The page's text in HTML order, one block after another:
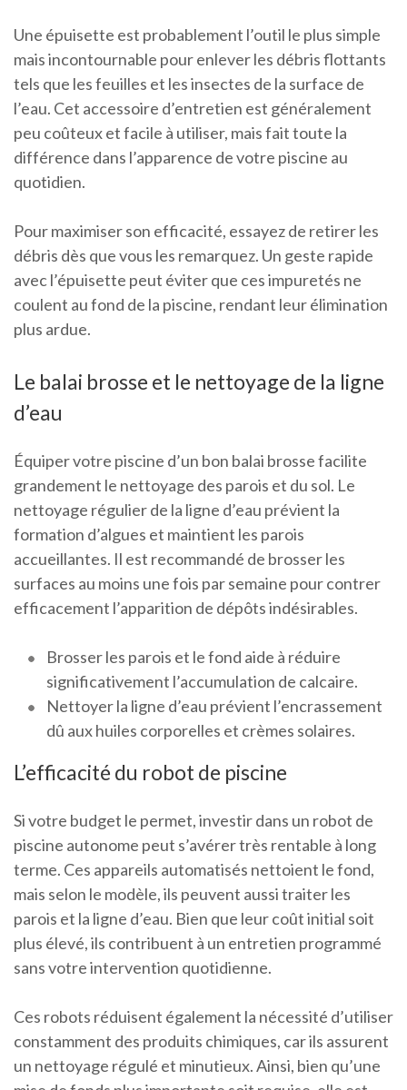
Une épuisette est probablement l’outil le plus simple
mais incontournable pour enlever les débris flottants
tels que les feuilles et les insectes de la surface de
l’eau. Cet accessoire d’entretien est généralement
peu coûteux et facile à utiliser, mais fait toute la
différence dans l’apparence de votre piscine au
quotidien.
Pour maximiser son efficacité, essayez de retirer les
débris dès que vous les remarquez. Un geste rapide
avec l’épuisette peut éviter que ces impuretés ne
coulent au fond de la piscine, rendant leur élimination
plus ardue.
Le balai brosse et le nettoyage de la ligne
d’eau
Équiper votre piscine d’un bon balai brosse facilite
grandement le nettoyage des parois et du sol. Le
nettoyage régulier de la ligne d’eau prévient la
formation d’algues et maintient les parois
accueillantes. Il est recommandé de brosser les
surfaces au moins une fois par semaine pour contrer
efficacement l’apparition de dépôts indésirables.
Brosser les parois et le fond aide à réduire
significativement l’accumulation de calcaire.
Nettoyer la ligne d’eau prévient l’encrassement
dû aux huiles corporelles et crèmes solaires.
L’efficacité du robot de piscine
Si votre budget le permet, investir dans un robot de
piscine autonome peut s’avérer très rentable à long
terme. Ces appareils automatisés nettoient le fond,
mais selon le modèle, ils peuvent aussi traiter les
parois et la ligne d’eau. Bien que leur coût initial soit
plus élevé, ils contribuent à un entretien programmé
sans votre intervention quotidienne.
Ces robots réduisent également la nécessité d’utiliser
constamment des produits chimiques, car ils assurent
un nettoyage régulé et minutieux. Ainsi, bien qu’une